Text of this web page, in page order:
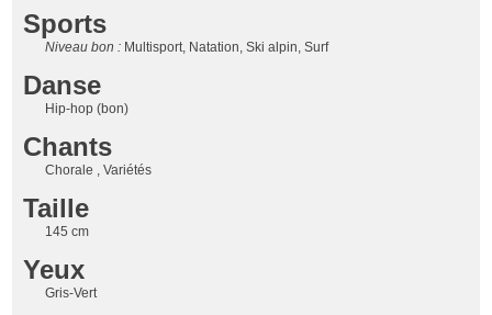
Sports
Niveau bon : Multisport, Natation, Ski alpin, Surf
Danse
Hip-hop (bon)
Chants
Chorale , Variétés
Taille
145 cm
Yeux
Gris-Vert